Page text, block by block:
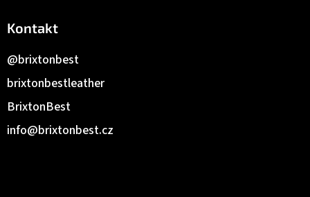
Kontakt
info@brixtonbest.cz
BrixtonBest
brixtonbestleather
@brixtonbest